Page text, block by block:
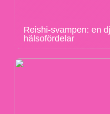
Reishi-svampen: en
hälsofördelar